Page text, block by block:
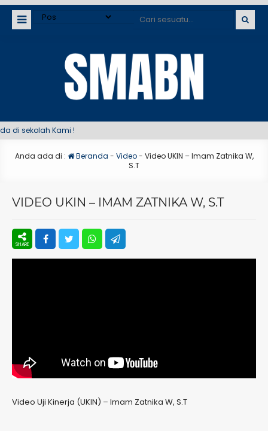
di sekolah Kami !
Anda ada di : Beranda - Video- Video UKIN – Imam Zatnika W,
S.T
VIDEO UKIN – IMAM ZATNIKA W, S.T
Video Uji Kinerja (UKIN) – Imam Zatnika W, S.T